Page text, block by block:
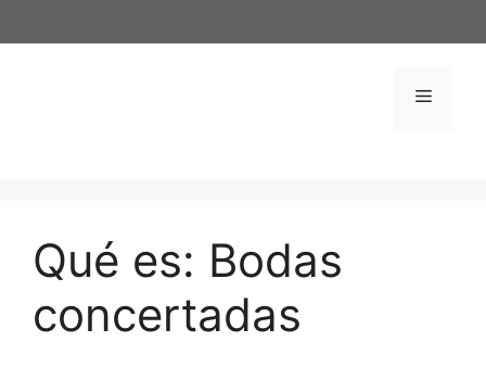
al
Menú
Qué es: Bodas
concertadas